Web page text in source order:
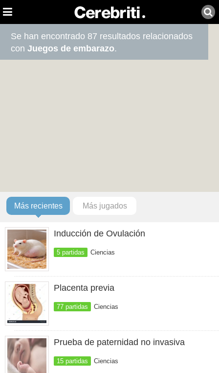
Se han encontrado 87 resultados relacionados
conJuegos de embarazo.
Más recientes Más jugados
Inducción de Ovulación
5 partidas Ciencias
Placenta previa
77 partidas Ciencias
Prueba de paternidad no invasiva
15 partidas Ciencias